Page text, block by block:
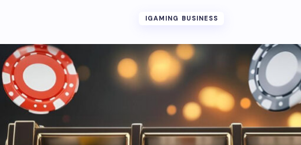
IGAMING BUSINESS